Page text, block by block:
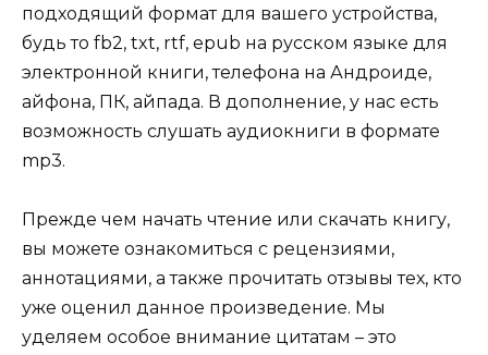
подходящий формат для вашего устройства,
будь то fb2, txt, rtf, epub на русском языке для
электронной книги, телефона на Андроиде,
айфона, ПК, айпада. В дополнение, у нас есть
возможность слушать аудиокниги в формате
mp3.
Прежде чем начать чтение или скачать книгу,
вы можете ознакомиться с рецензиями,
аннотациями, а также прочитать отзывы тех, кто
уже оценил данное произведение. Мы
уделяем особое внимание цитатам – это